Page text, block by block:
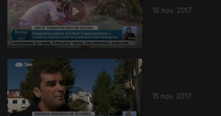
16 nov. 2017
15 nov. 2017